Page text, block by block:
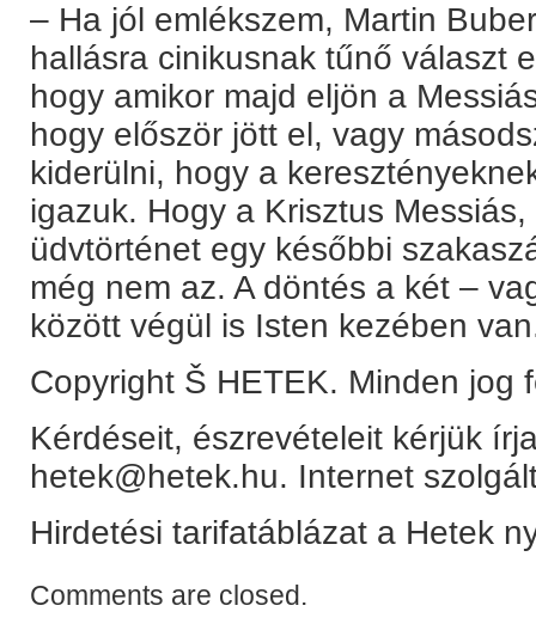
– Ha jól emlékszem, Martin
hallásra cinikusnak tűnő választ
hogy amikor majd eljön a
hogy először jött el, vagy
kiderülni, hogy a
igazuk. Hogy a Krisztus
üdvtörténet egy későbbi
még nem az. A döntés a két –
között végül is Isten kezében
Copyright Š HETEK. Minden jog
Kérdéseit, észrevételeit kérjük
hetek@hetek.hu. Internet
Hirdetési tarifatáblázat a Hetek
Comments are closed.